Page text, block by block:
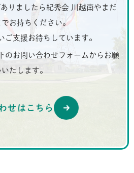
りましたら紀秀会 川越南やまだ
お持ちください。
ご支援お待ちしています。
のお問い合わせフォームからお願
いたします。
せはこちら